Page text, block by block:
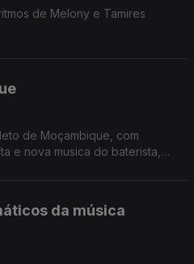
de Melony e Tamires
de Moçambique, com
e nova musica do baterista,
da música